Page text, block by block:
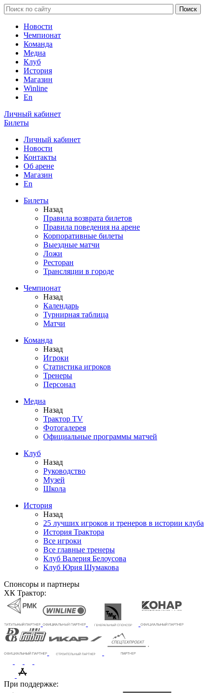
Новости
Чемпионат
Команда
Медиа
Клуб
История
Магазин
Winline
En
Личный кабинет
Билеты
Личный кабинет
Новости
Контакты
Об арене
Магазин
En
Билеты
Назад
Правила возврата билетов
Правила поведения на арене
Корпоративные билеты
Выездные матчи
Ложи
Ресторан
Трансляции в городе
Чемпионат
Назад
Календарь
Турнирная таблица
Матчи
Команда
Назад
Игроки
Статистика игроков
Тренеры
Персонал
Медиа
Назад
Трактор TV
Фотогалерея
Официальные программы матчей
Клуб
Назад
Руководство
Музей
Школа
История
Назад
25 лучших игроков и тренеров в истории клуба
История Трактора
Все игроки
Все главные тренеры
Клуб Валерия Белоусова
Клуб Юрия Шумакова
Спонсоры и партнеры
ХК Трактор:
При поддержке: